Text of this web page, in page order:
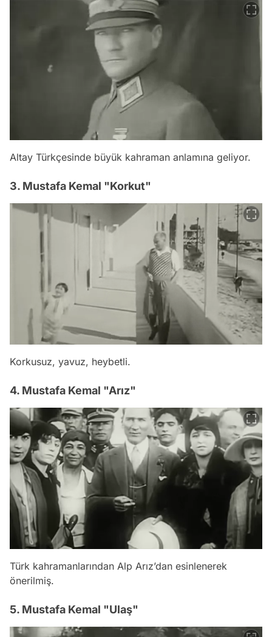
Altay Türkçesinde büyük kahraman anlamına geliyor.
3. Mustafa Kemal "Korkut"
Korkusuz, yavuz, heybetli.
4. Mustafa Kemal "Arız"
Türk kahramanlarından Alp Arız’dan esinlenerek
önerilmiş.
5. Mustafa Kemal "Ulaş"